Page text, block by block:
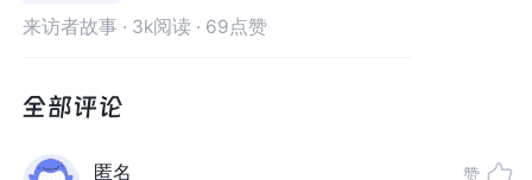
会做贡献，这才是生活的最大意义。
者，己欲立而立人，己欲达而达人。能近取譬，可谓仁之
来访者故事 · 3k阅读 · 69点赞
匿名 赞